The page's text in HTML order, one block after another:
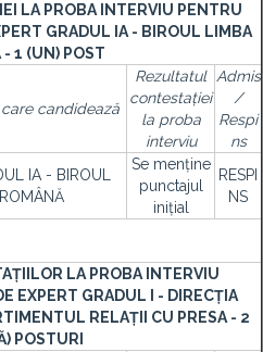
LA PROBA INTERVIU PENTRU
GRADUL IA - BIROUL LIMBA
- 1 (UN) POST
candidează
Rezultatul
contestației
la proba
interviu
Admis
/
Respi
ns
IA - BIROUL
Se menține
punctajul
inițial
RESPI
NS
LA PROBA INTERVIU
EXPERT GRADUL I - DIRECȚIA
RELAȚII CU PRESA - 2
POSTURI